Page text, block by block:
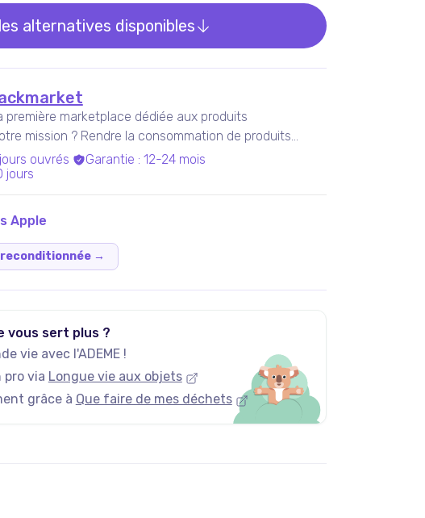
alternatives disponibles
première marketplace dédiée aux produits
mission ? Rendre la consommation de produits
ouvrés Garantie : 12-24 mois
jours
Apple
reconditionnée→
vous sert plus ?
vie avec l'ADEME !
pro via Longue vie aux objets
grâce à Que faire de mes déchets